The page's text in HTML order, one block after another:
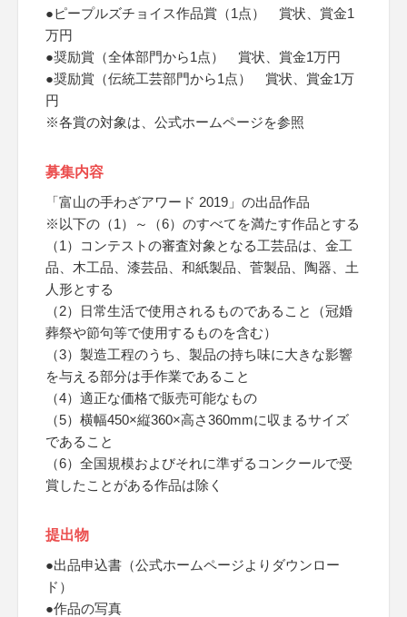
●ピープルズチョイス作品賞（1点） 賞状、賞金1
万円
●奨励賞（全体部門から1点） 賞状、賞金1万円
●奨励賞（伝統工芸部門から1点） 賞状、賞金1万
円
※各賞の対象は、公式ホームページを参照
募集内容
「富山の手わざアワード 2019」の出品作品
※以下の（1）～（6）のすべてを満たす作品とする
（1）コンテストの審査対象となる工芸品は、金工
品、木工品、漆芸品、和紙製品、菅製品、陶器、土
人形とする
（2）日常生活で使用されるものであること（冠婚
葬祭や節句等で使用するものを含む）
（3）製造工程のうち、製品の持ち味に大きな影響
を与える部分は手作業であること
（4）適正な価格で販売可能なもの
（5）横幅450×縦360×高さ360mmに収まるサイズ
であること
（6）全国規模およびそれに準ずるコンクールで受
賞したことがある作品は除く
提出物
●出品申込書（公式ホームページよりダウンロー
ド）
●作品の写真